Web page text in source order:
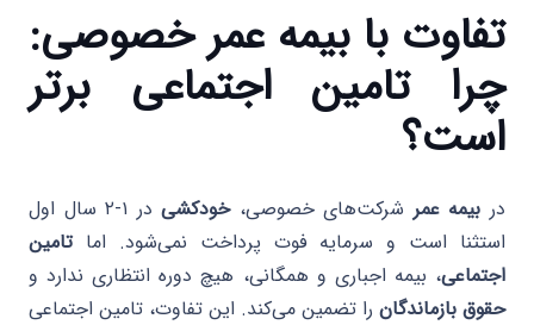
تفاوت با بیمه عمر خصوصی:
چرا تامین اجتماعی برتر
است؟
در بیمه عمر شرکت‌های خصوصی،خودکشی
در ۱-۲ سال اول
استثنا است و سرمایه فوت پرداخت نمی‌شود. اماتامین
اجتماعی، بیمه اجباری و همگانی، هیچ دوره انتظاری ندارد و
حقوق بازماندگان را تضمین می‌کند. این تفاوت، تامین اجتماعی